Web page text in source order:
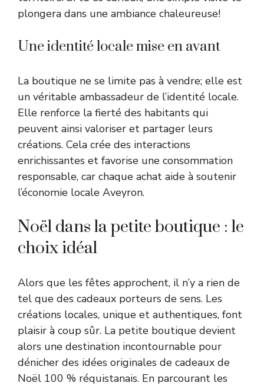
plongera dans une ambiance chaleureuse!
Une identité locale mise en avant
La boutique ne se limite pas à vendre; elle est
un véritable ambassadeur de l’identité locale.
Elle renforce la fierté des habitants qui
peuvent ainsi valoriser et partager leurs
créations. Cela crée des interactions
enrichissantes et favorise une consommation
responsable, car chaque achat aide à soutenir
l’économie locale Aveyron.
Noël dans la petite boutique : le
choix idéal
Alors que les fêtes approchent, il n’y a rien de
tel que des cadeaux porteurs de sens. Les
créations locales, unique et authentiques, font
plaisir à coup sûr. La petite boutique devient
alors une destination incontournable pour
dénicher des idées originales de cadeaux de
Noël 100 % réquistanais. En parcourant les